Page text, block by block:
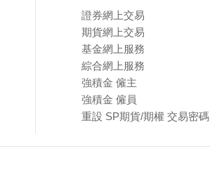
證券網上交易
期貨網上交易
基金網上服務
綜合網上服務
強積金 僱主
強積金 僱員
重設 SP期貨/期權 交易密碼